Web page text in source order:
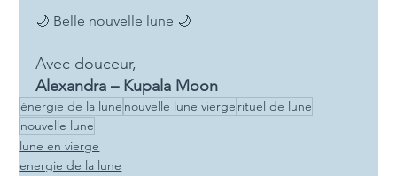
🌙 Belle nouvelle lune 🌙
Avec douceur,
Alexandra – Kupala Moon
énergie de la lune nouvelle lune vierge rituel de lune
nouvelle lune
lune en vierge
energie de la lune